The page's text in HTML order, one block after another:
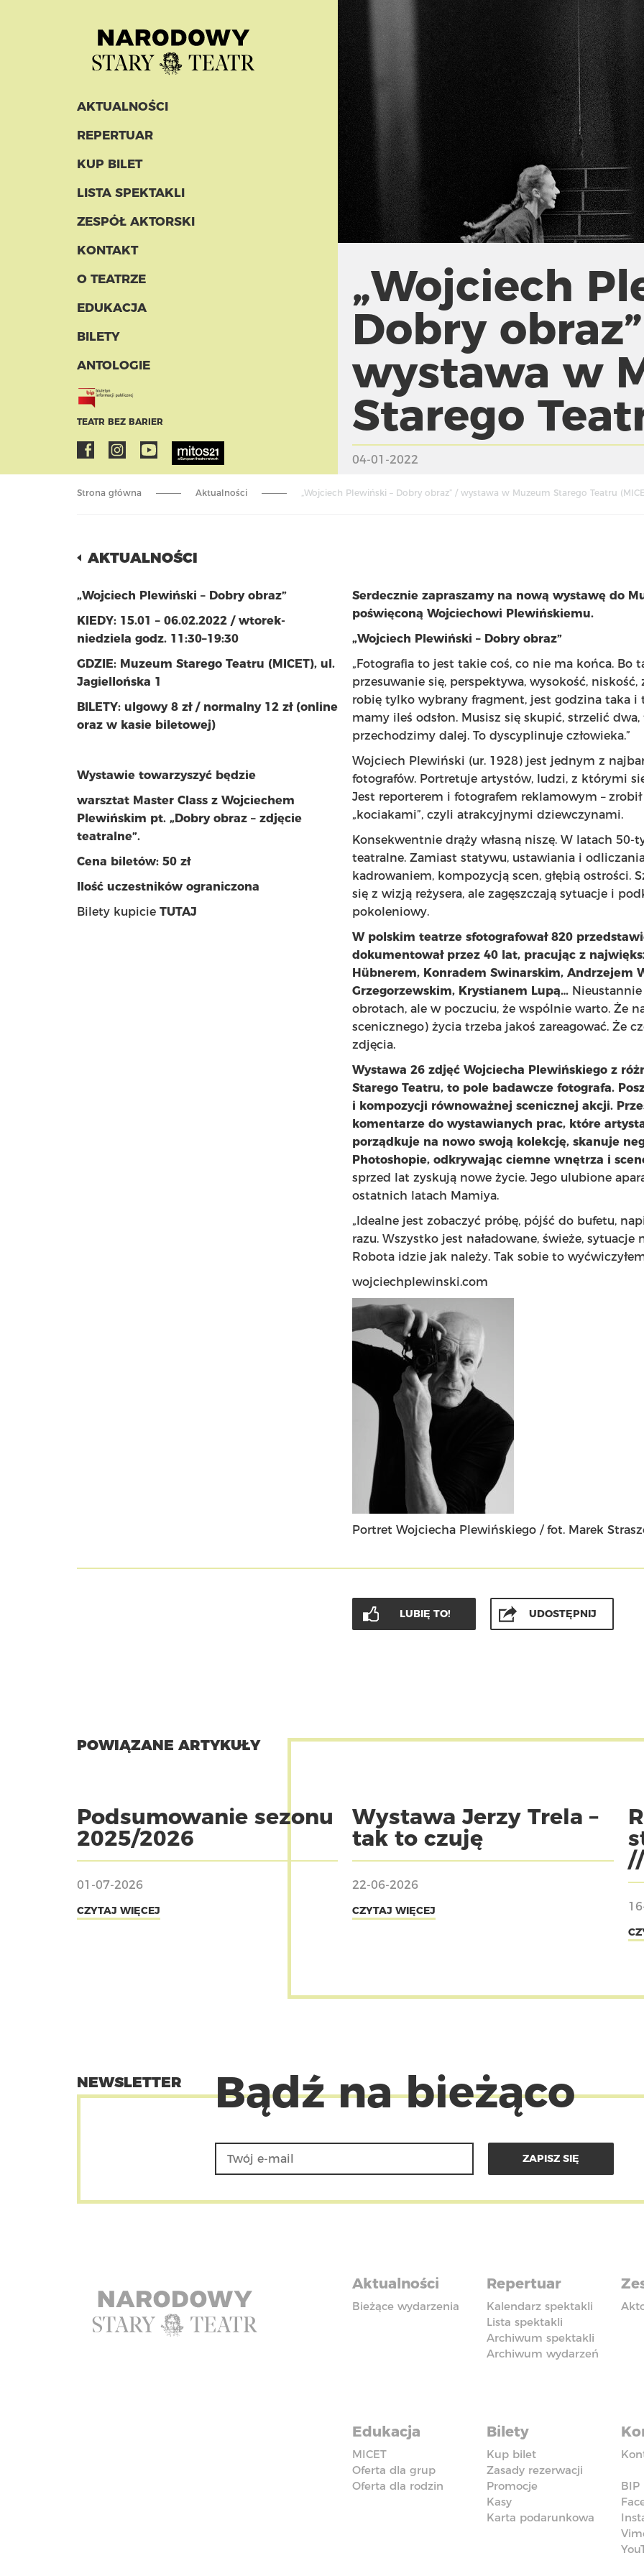
AKTUALNOŚCI
REPERTUAR
KUP BILET
LISTA SPEKTAKLI
ZESPÓŁ AKTORSKI
KONTAKT
O TEATRZE
EDUKACJA
BILETY
ANTOLOGIE
TEATR BEZ BARIER
„Wojciech
Dobry
wystawa w
Starego
04-01-2022
Strona główna Aktualności „Wojciech Plewiński – Dobry obraz” / wystawa w Muzeum Starego Teatru
AKTUALNOŚCI
„Wojciech Plewiński – Dobry obraz”
KIEDY: 15.01 – 06.02.2022 / wtorek-
niedziela godz. 11:30–19:30
GDZIE: Muzeum Starego Teatru (MICET), ul.
Jagiellońska 1
BILETY: ulgowy 8 zł / normalny 12 zł (online
oraz w kasie biletowej)
Wystawie towarzyszyć będzie
warsztat Master Class z Wojciechem
Plewińskim pt. „Dobry obraz – zdjęcie
teatralne”.
Cena biletów: 50 zł
Ilość uczestników ograniczona
Bilety kupicie TUTAJ
Serdecznie zapraszamy na nową wystawę do
poświęconą Wojciechowi Plewińskiemu.
„Wojciech Plewiński – Dobry obraz”
„Fotografia to jest takie coś, co nie ma końca. Bo
przesuwanie się, perspektywa, wysokość,
robię tylko wybrany fragment, jest godzina taka i
mamy ileś odsłon. Musisz się skupić, strzelić
przechodzimy dalej. To dyscyplinuje człowieka.”
Wojciech Plewiński (ur. 1928) jest jednym z
fotografów. Portretuje artystów, ludzi, z którymi
Jest reporterem i fotografem reklamowym – zrobił
„kociakami”, czyli atrakcyjnymi dziewczynami.
Konsekwentnie drąży własną niszę. W latach
teatralne. Zamiast statywu, ustawiania i
kadrowaniem, kompozycją scen, głębią ostrości.
się z wizją reżysera, ale zagęszczają sytuacje i
pokoleniowy.
W polskim teatrze sfotografował 820
dokumentował przez 40 lat, pracując z
Hübnerem, Konradem Swinarskim, Andrzejem
Grzegorzewskim, Krystianem Lupą…
obrotach, ale w poczuciu, że wspólnie warto. Że
scenicznego) życia trzeba jakoś zareagować. Że
zdjęcia.
Wystawa 26 zdjęć Wojciecha Plewińskiego z
Starego Teatru, to pole badawcze fotografa.
i kompozycji równoważnej scenicznej akcji.
komentarze do wystawianych prac, które
porządkuje na nowo swoją kolekcję, skanuje
Photoshopie, odkrywając ciemne wnętrza i
sprzed lat zyskują nowe życie. Jego ulubione
ostatnich latach Mamiya.
„Idealne jest zobaczyć próbę, pójść do bufetu,
razu. Wszystko jest naładowane, świeże, sytuacje
Robota idzie jak należy. Tak sobie to
wojciechplewinski.com
Portret Wojciecha Plewińskiego / fot. Marek
LUBIĘ TO! UDOSTĘPNIJ
POWIĄZANE ARTYKUŁY
Podsumowanie sezonu
2025/2026
01-07-2026
CZYTAJ WIĘCEJ
Wystawa Jerzy Trela –
tak to czuję
22-06-2026
CZYTAJ WIĘCEJ
NEWSLETTER Bądź na bieżąco
Aktualności
Bieżące wydarzenia
Repertuar
Kalendarz spektakli
Lista spektakli
Archiwum spektakli
Archiwum wydarzeń
Edukacja
MICET
Oferta dla grup
Oferta dla rodzin
Bilety
Kup bilet
Zasady rezerwacji
Promocje
Kasy
Karta podarunkowa
BIP